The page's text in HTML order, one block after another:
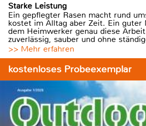
Starke Leistung
Ein gepflegter Rasen macht rund
kostet im Alltag aber Zeit. Ein guter
dem Heimwerker genau diese
zuverlässig, sauber und ohne
>> Mehr erfahren
kostenloses Probeexemplar